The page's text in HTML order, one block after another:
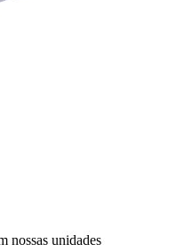
nossas unidades